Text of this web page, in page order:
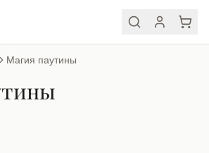
Магия паутины